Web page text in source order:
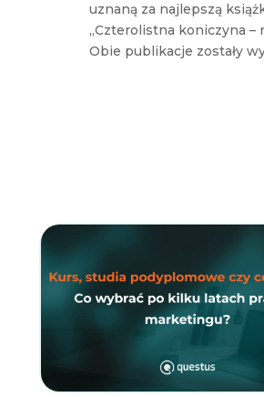
uznaną za najlepszą
„Czterolistna koniczyna –
Obie publikacje zostały